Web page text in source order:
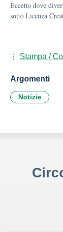
Eccetto dove
sotto Licenza
Stampa /
Argomenti
Notizie